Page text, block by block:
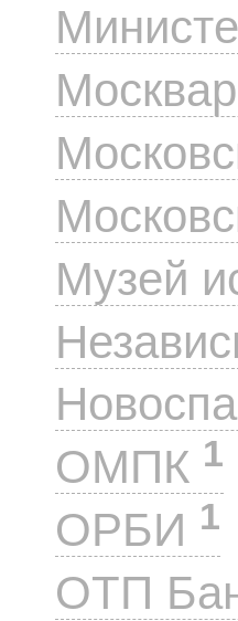
Музей
ОМПК 1
ОРБИ 1
ОТП